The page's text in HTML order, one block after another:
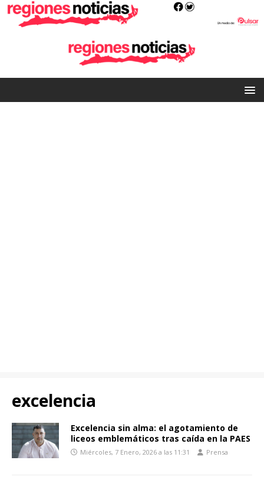
excelencia
Excelencia sin alma: el agotamiento de
liceos emblemáticos tras caída en la PAES
Miércoles, 7 Enero, 2026 a las 11:31 Prensa